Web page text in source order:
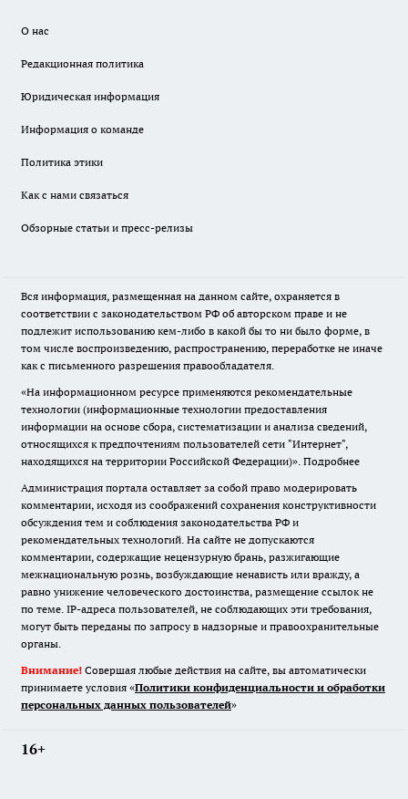
О нас
Редакционная политика
Юридическая информация
Информация о команде
Политика этики
Как с нами связаться
Обзорные статьи и пресс-релизы
Вся информация, размещенная на данном сайте, охраняется в
соответствии с законодательством РФ об авторском праве и не
подлежит использованию кем-либо в какой бы то ни было форме, в
том числе воспроизведению, распространению, переработке не иначе
как с письменного разрешения правообладателя.
«На информационном ресурсе применяются рекомендательные
технологии (информационные технологии предоставления
информации на основе сбора, систематизации и анализа сведений,
относящихся к предпочтениям пользователей сети "Интернет",
находящихся на территории Российской Федерации)». Подробнее
Администрация портала оставляет за собой право модерировать
комментарии, исходя из соображений сохранения конструктивности
обсуждения тем и соблюдения законодательства РФ и
рекомендательных технологий. На сайте не допускаются
комментарии, содержащие нецензурную брань, разжигающие
межнациональную рознь, возбуждающие ненависть или вражду, а
равно унижение человеческого достоинства, размещение ссылок не
по теме. IP-адреса пользователей, не соблюдающих эти требования,
могут быть переданы по запросу в надзорные и правоохранительные
органы.
Внимание! Совершая любые действия на сайте, вы автоматически
принимаете условия «Политики конфиденциальности и обработки
персональных данных пользователей»
16+